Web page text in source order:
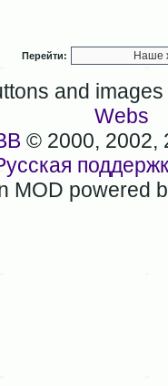
Перейти:
and
Webs
© 2000, 2002,
MOD powered